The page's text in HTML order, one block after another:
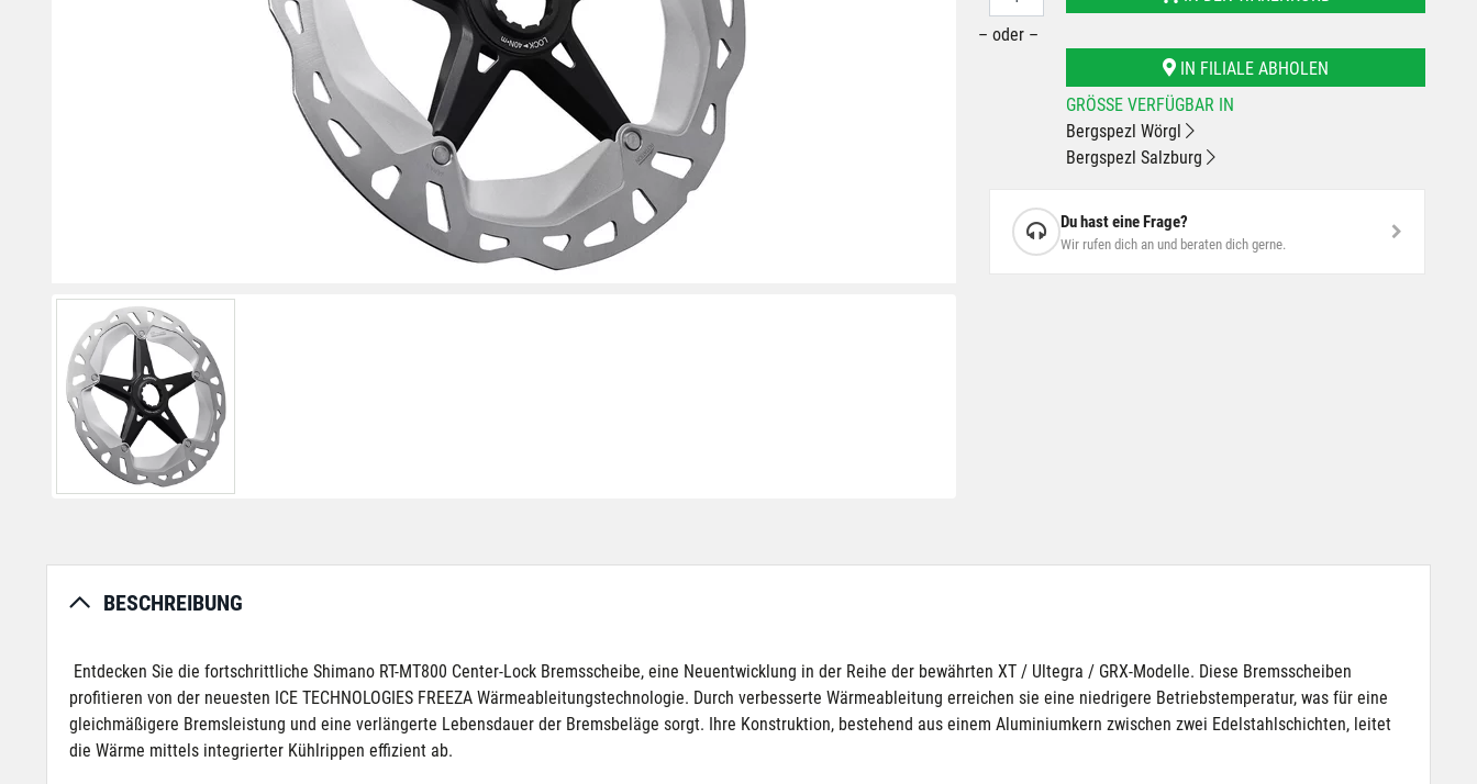
– oder –
IN FILIALE ABHOLEN
GRÖSSE VERFÜGBAR IN
Bergspezl Wörgl
Bergspezl Salzburg
Du hast eine Frage?
Wir rufen dich an und beraten dich gerne.
BESCHREIBUNG
Entdecken Sie die fortschrittliche Shimano RT-MT800 Center-Lock Bremsscheibe, eine Neuentwicklung in der Reihe der bewährten XT / Ultegra / GRX-Modelle. Diese Bremsscheiben
profitieren von der neuesten ICE TECHNOLOGIES FREEZA Wärmeableitungstechnologie. Durch verbesserte Wärmeableitung erreichen sie eine niedrigere Betriebstemperatur, was für eine
gleichmäßigere Bremsleistung und eine verlängerte Lebensdauer der Bremsbeläge sorgt. Ihre Konstruktion, bestehend aus einem Aluminiumkern zwischen zwei Edelstahlschichten, leitet
die Wärme mittels integrierter Kühlrippen effizient ab.